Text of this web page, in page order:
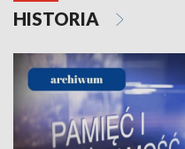
HISTORIA